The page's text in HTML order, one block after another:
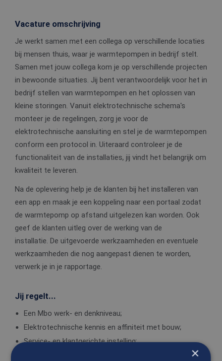
Vacature omschrijving
Je werkt samen met een collega op verschillende locaties
bij mensen thuis, waar je warmtepompen in bedrijf stelt.
Samen met jouw collega kom je op verschillende projecten
in bewoonde situaties. Jij bent verantwoordelijk voor het in
bedrijf stellen van warmtepompen en het oplossen van
kleine storingen. Vanuit elektrotechnische schema's
monteer je de regelingen, zorg je voor de
elektrotechnische aansluiting en stel je de warmtepompen
conform een protocol in. Uiteraard controleer je de
functionaliteit van de installaties, jij vindt het belangrijk om
kwaliteit te leveren.
Na de oplevering help je de klanten bij het installeren van
een app en maak je een koppeling naar een portaal zodat
de warmtepomp op afstand uitgelezen kan worden. Ook
geef de klanten uitleg over de werking van de
installatie. De uitgevoerde werkzaamheden en eventuele
werkzaamheden die nog aangepast dienen te worden,
verwerk je in je rapportage.
Jij regelt...
Een Mbo werk- en denkniveau;
Elektrotechnische kennis en affiniteit met bouw;
Service- en klantgerichte instelling;
×